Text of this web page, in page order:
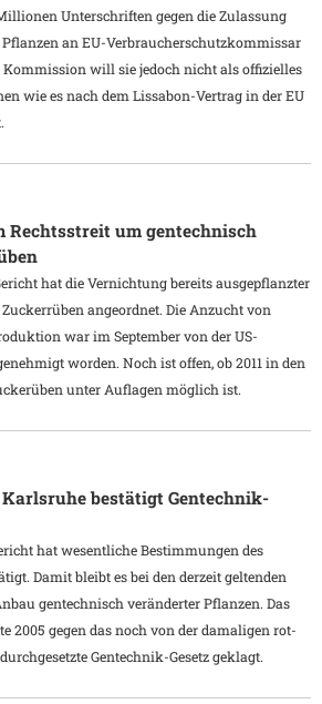
Unterschriften gegen die Zulassung
an EU-Verbraucherschutzkommissar
Kommission will sie jedoch nicht als offizielles
wie es nach dem Lissabon-Vertrag in der EU
Rechtsstreit um gentechnisch
hat die Vernichtung bereits ausgepflanzter
angeordnet. Die Anzucht von
war im September von der US-
worden. Noch ist offen, ob 2011 in den
unter Auflagen möglich ist.
bestätigt Gentechnik-
hat wesentliche Bestimmungen des
Damit bleibt es bei den derzeit geltenden
gentechnisch veränderter Pflanzen. Das
2005 gegen das noch von der damaligen rot-
Gentechnik-Gesetz geklagt.